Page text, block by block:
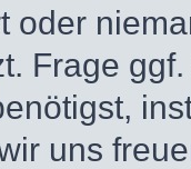
oder
Frage
uns